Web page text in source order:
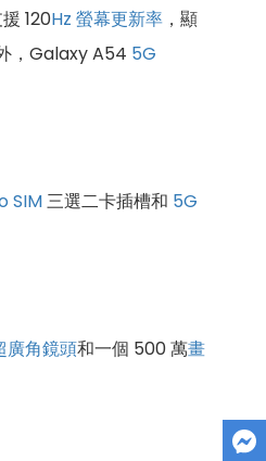
120Hz 螢幕更新率 ，顯
，Galaxy A54 5G
SIM三選二卡插槽和 5G
廣角鏡頭和一個 500 萬畫